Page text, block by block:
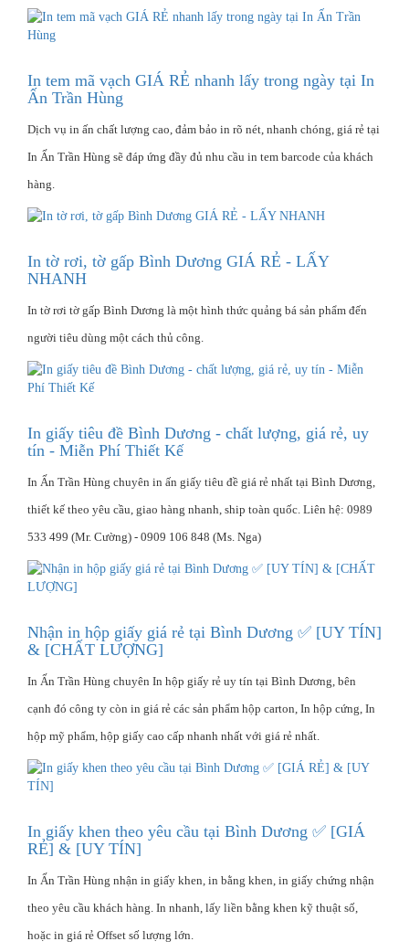
In tem mã vạch GIÁ RẺ nhanh lấy trong ngày tại In
Ấn Trần Hùng
Dịch vụ in ấn chất lượng cao, đảm bảo in rõ nét, nhanh chóng, giá rẻ tại
In Ấn Trần Hùng sẽ đáp ứng đầy đủ nhu cầu in tem barcode của khách
hàng.
In tờ rơi, tờ gấp Bình Dương GIÁ RẺ - LẤY
NHANH
In tờ rơi tờ gấp Bình Dương là một hình thức quảng bá sản phẩm đến
người tiêu dùng một cách thủ công.
In giấy tiêu đề Bình Dương - chất lượng, giá rẻ, uy
tín - Miễn Phí Thiết Kế
In Ấn Trần Hùng chuyên in ấn giấy tiêu đề giá rẻ nhất tại Bình Dương,
thiết kế theo yêu cầu, giao hàng nhanh, ship toàn quốc. Liên hệ: 0989
533 499 (Mr. Cường) - 0909 106 848 (Ms. Nga)
Nhận in hộp giấy giá rẻ tại Bình Dương ✅ [UY TÍN]
& [CHẤT LƯỢNG]
In Ấn Trần Hùng chuyên In hộp giấy rẻ uy tín tại Bình Dương, bên
cạnh đó công ty còn in giá rẻ các sản phẩm hộp carton, In hộp cứng, In
hộp mỹ phẩm, hộp giấy cao cấp nhanh nhất với giá rẻ nhất.
In giấy khen theo yêu cầu tại Bình Dương ✅ [GIÁ
RẺ] & [UY TÍN]
In Ấn Trần Hùng nhận in giấy khen, in bằng khen, in giấy chứng nhận
theo yêu cầu khách hàng. In nhanh, lấy liền bằng khen kỹ thuật số,
hoặc in giá rẻ Offset số lượng lớn.